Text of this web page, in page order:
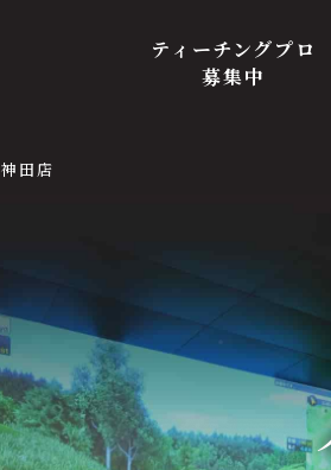
ティーチングプロ
募集中
神田店